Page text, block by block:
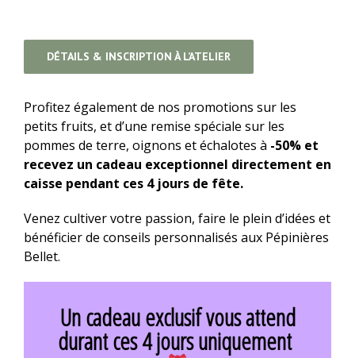
DÉTAILS & INSCRIPTION À L’ATELIER
Profitez également de nos promotions sur les
petits fruits, et d’une remise spéciale sur les
pommes de terre, oignons et échalotes à -50% et
recevez un cadeau exceptionnel directement en
caisse pendant ces 4 jours de fête.
Venez cultiver votre passion, faire le plein d’idées et
bénéficier de conseils personnalisés aux Pépinières
Bellet.
Un cadeau exclusif vous attend
durant ces 4 jours uniquement